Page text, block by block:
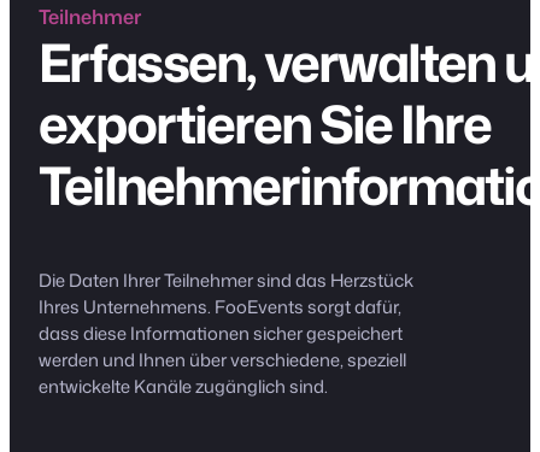
Teilnehmer
Erfassen, verwalten
exportieren Sie Ihre
Die Daten Ihrer Teilnehmer sind das Herzstück
Ihres Unternehmens. FooEvents sorgt dafür,
dass diese Informationen sicher gespeichert
werden und Ihnen über verschiedene, speziell
entwickelte Kanäle zugänglich sind.